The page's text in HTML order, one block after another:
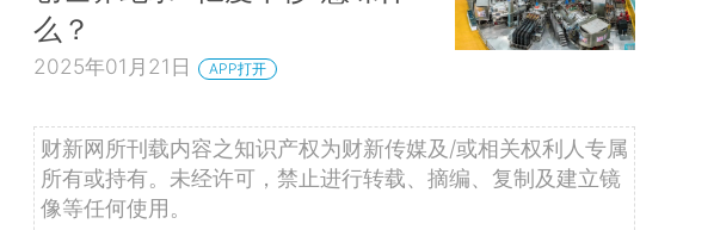
么？
2025年01月21日 APP打开
财新网所刊载内容之知识产权为财新传媒及/或相关权利人专属
所有或持有。未经许可，禁止进行转载、摘编、复制及建立镜
像等任何使用。